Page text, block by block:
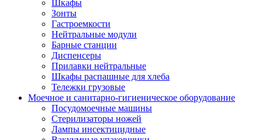
Шкафы
Зонты
Гастроемкости
Нейтральные модули
Барные станции
Диспенсеры
Прилавки нейтральные
Шкафы распашные для хлеба
Тележки грузовые
Моечное и санитарно-гигиеническое оборудование
Посудомоечные машины
Стерилизаторы ножей
Лампы инсектицидные